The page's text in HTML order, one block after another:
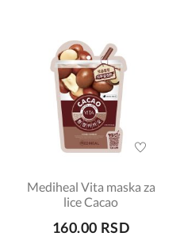
Mediheal Vita maska za
lice Cacao
160.00 RSD